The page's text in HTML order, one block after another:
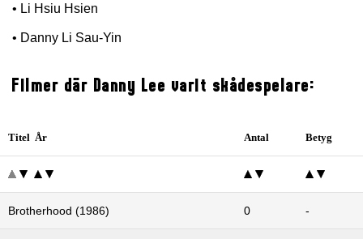
• Li Hsiu Hsien
• Danny Li Sau-Yin
Filmer där Danny Lee varit skådespelare:
Titel År Antal Betyg
Brotherhood (1986) 0 -